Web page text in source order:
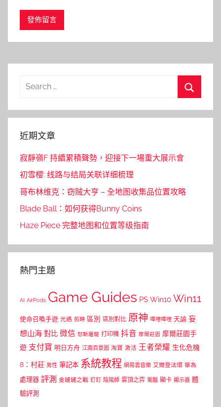
Search
近期文章
寂靜嶺F 持續累積聲勢，迎接下一場重大展示會
初雪樱: 线路与结局关联详细梳理
哥布林维克：窃贼大亨 – 全地图收集品位置攻略
Blade Ball：如何获得Bunny Coins
Haze Piece 完整地图和位置等级指南
熱門主題
AI AirPods Game Guides PS Win10 Win11
使命召喚手遊 光遇 剪映 區別 區別對比 原神 嗶哩嗶哩 天諭 妄
想山海 對比 微信 怒斬屠龍 打印機 抖音 摩爾莊園 摩爾莊園手
遊 支付寶 明日方舟 江南百景圖 淘寶 激活 王者榮耀 生化危機
8：村莊 男性 筆記本 系統教程 網易雲音樂 艾爾登法環 華為
處理器 評測 金鏟鏟之戰 釘釘 陰陽師 雲頂之弈 電腦 顯卡 顯示器 體
驗評測